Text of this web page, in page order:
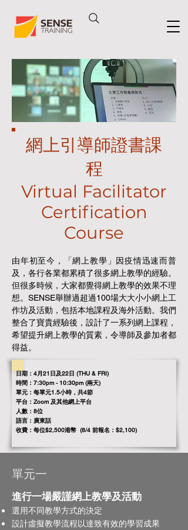
網上引導師證書課
程
Virtual Facilitator
Certification
Course
由年初至今，「網上教學」因疫情迅速而普
及，各行各業都累積了很多網上教學的經驗。
但很多時候，大家都覺得網上教學的效果不理
想。SENSE舉辦過超過100場大大小小網上工
作坊及活動，包括本地課程及海外活動。我們
整合了寶貴經驗後，設計了一系列網上課程，
希望提升網上教學的質素，令導師及參加者都
得益。
日期：4月21日及22日 (THU & FRI)
時間：7:30pm - 10:30pm (兩天)
​單元：每單元1.5小時，共4節
平台：Zoom 及其他網上平台
人數：8位
語言：廣東話
收費： 每位$2,500港幣 (8/4 前報名：$2,100)
單元一
進行一場嚴謹網上教學及活動
選用不同教學方式的決定
設計虛擬教學流程以達致有效的學習成果